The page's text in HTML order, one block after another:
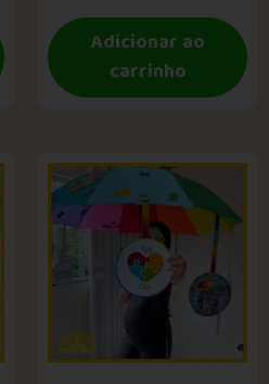
Adicionar ao
carrinho